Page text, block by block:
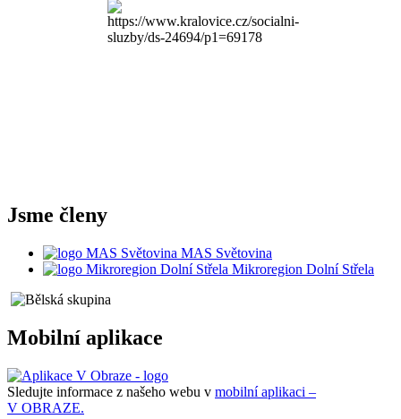
Jsme členy
MAS Světovina
Mikroregion Dolní Střela
Mobilní aplikace
Sledujte informace z našeho webu v mobilní aplikaci –
V OBRAZE.